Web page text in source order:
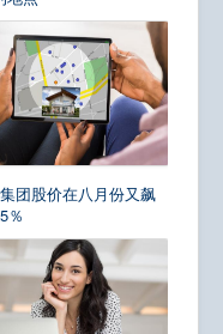
团股价在八月份又飙
％